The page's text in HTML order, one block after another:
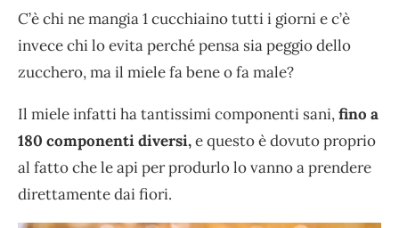
C’è chi ne mangia 1 cucchiaino tutti i giorni e c’è
invece chi lo evita perché pensa sia peggio dello
zucchero, ma il miele fa bene o fa male?
Il miele infatti ha tantissimi componenti sani,fino a
180 componenti diversi,e questo è dovuto proprio
al fatto che le api per produrlo lo vanno a prendere
direttamente dai fiori.